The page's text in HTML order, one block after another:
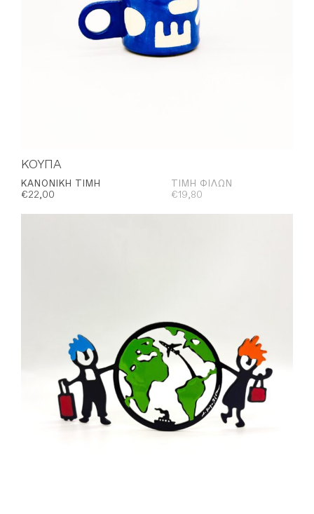
ΚΟΥΠΑ
ΚΑΝΟΝΙΚΉ ΤΙΜΉ
€22,00
ΤΙΜΉ ΦΊΛΩΝ
€19,80